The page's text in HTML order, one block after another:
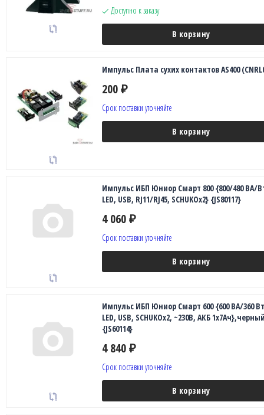
Доступно к заказу
В корзину
Импульс Плата сухих контактов AS400
200 ₽
Срок поставки уточняйте
В корзину
Импульс ИБП Юниор Смарт 800 {800/480 ВА/
LED, USB, RJ11/RJ45, SCHUKOx2} {JS80117}
4 060 ₽
Срок поставки уточняйте
В корзину
Импульс ИБП Юниор Смарт 600 {600 ВА/360
LED, USB, SCHUKOx2, ~230В, АКБ
{JS60114}
4 840 ₽
Срок поставки уточняйте
В корзину